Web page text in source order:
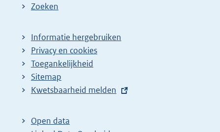
Zoeken
Informatie hergebruiken
Privacy en cookies
Toegankelijkheid
Sitemap
E
t
e
Kwetsbaarheid melden
Open data